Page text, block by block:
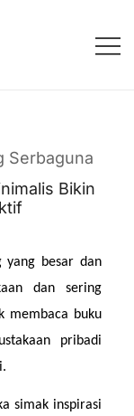
Serbaguna
Bikin
yang besar dan
dan sering
membaca buku
pribadi
simak inspirasi